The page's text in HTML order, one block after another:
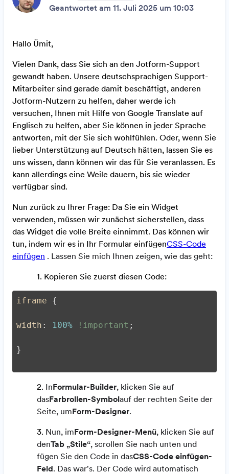
Geantwortet am 11. Juli 2025 um 10:03
Hallo Ümit,
Vielen Dank, dass Sie sich an den Jotform-Support
gewandt haben. Unsere deutschsprachigen Support-
Mitarbeiter sind gerade damit beschäftigt, anderen
Jotform-Nutzern zu helfen, daher werde ich
versuchen, Ihnen mit Hilfe von Google Translate auf
Englisch zu helfen, aber Sie können in jeder Sprache
antworten, mit der Sie sich wohlfühlen. Oder, wenn Sie
lieber Unterstützung auf Deutsch hätten, lassen Sie es
uns wissen, dann können wir das für Sie veranlassen. Es
kann allerdings eine Weile dauern, bis sie wieder
verfügbar sind.
Nun zurück zu Ihrer Frage: Da Sie ein Widget
verwenden, müssen wir zunächst sicherstellen, dass
das Widget die volle Breite einnimmt. Das können wir
tun, indem wir es in Ihr Formular einfügenCSS-Code
einfügen . Lassen Sie mich Ihnen zeigen, wie das geht:
1. Kopieren Sie zuerst diesen Code:
iframe {
width : 100% !important ;
}
2. InFormular-Builder, klicken Sie auf
dasFarbrollen-Symbolauf der rechten Seite der
Seite, umForm-Designer.
3. Nun, imForm-Designer-Menü, klicken Sie auf
denTab „Stile“, scrollen Sie nach unten und
fügen Sie den Code in dasCSS-Code einfügen-
Feld. Das war's. Der Code wird automatisch